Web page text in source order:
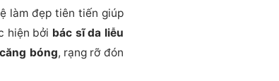
làm đẹp tiên tiến giúp
hiện bởi bác sĩ da liễu
bóng, rạng rỡ đón